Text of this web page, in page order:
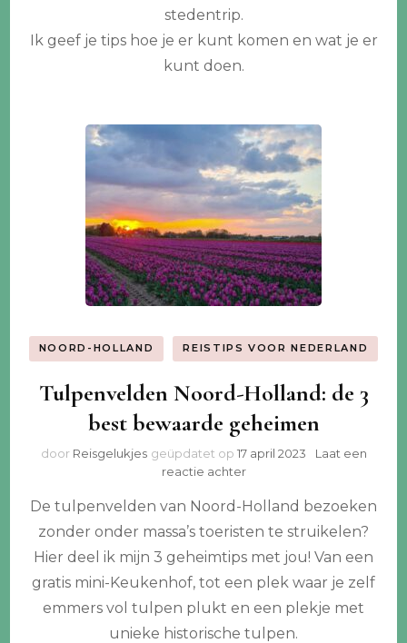
stedentrip.
Ik geef je tips hoe je er kunt komen en wat je er
kunt doen.
NOORD-HOLLAND REISTIPS VOOR NEDERLAND
Tulpenvelden Noord-Holland: de 3
best bewaarde geheimen
door Reisgelukjes geüpdatet op 17 april 2023
Laat een
reactie achterop
Noord-
Holland:
3
best
bewaarde
geheimen
De tulpenvelden van Noord-Holland bezoeken
zonder onder massa’s toeristen te struikelen?
Hier deel ik mijn 3 geheimtips met jou! Van een
gratis mini-Keukenhof, tot een plek waar je zelf
emmers vol tulpen plukt en een plekje met
unieke historische tulpen.